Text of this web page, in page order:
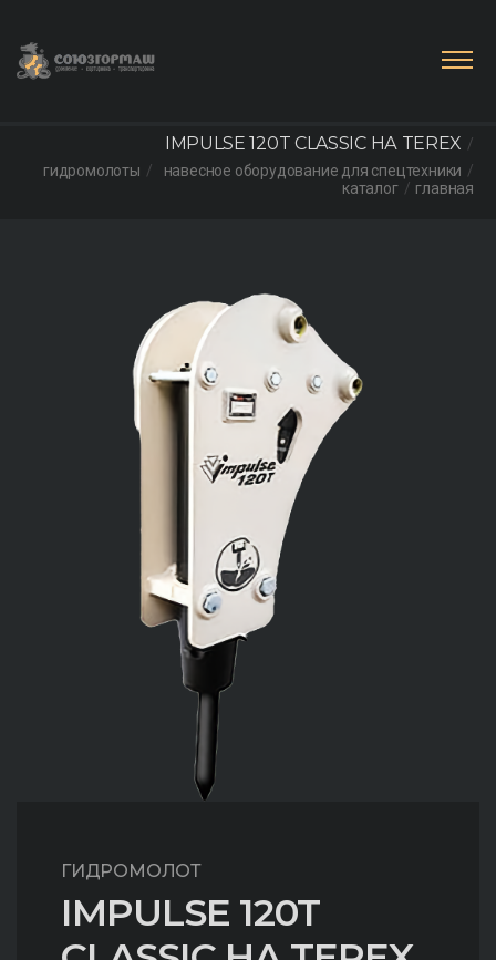
главная
каталог
навесное оборудование для спецтехники
гидромолоты
IMPULSE 120T CLASSIC НА TEREX
ГИДРОМОЛОТ
IMPULSE 120T